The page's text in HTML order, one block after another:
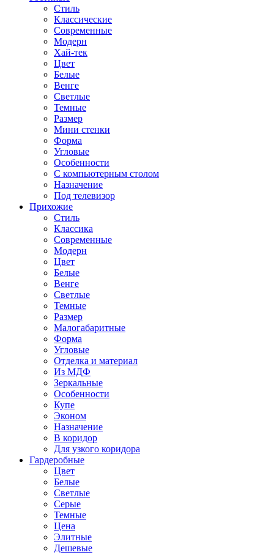
Стиль
Классические
Современные
Модерн
Хай-тек
Цвет
Белые
Венге
Светлые
Темные
Размер
Мини стенки
Форма
Угловые
Особенности
С компьютерным столом
Назначение
Под телевизор
Прихожие
Стиль
Классика
Современные
Модерн
Цвет
Белые
Венге
Светлые
Темные
Размер
Малогабаритные
Форма
Угловые
Отделка и материал
Из МДФ
Зеркальные
Особенности
Купе
Эконом
Назначение
В коридор
Для узкого коридора
Гардеробные
Цвет
Белые
Светлые
Серые
Темные
Цена
Элитные
Дешевые